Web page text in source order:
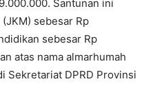
Santunan ini
sebesar Rp
sebesar Rp
atas nama almarhumah
Sekretariat DPRD Provinsi